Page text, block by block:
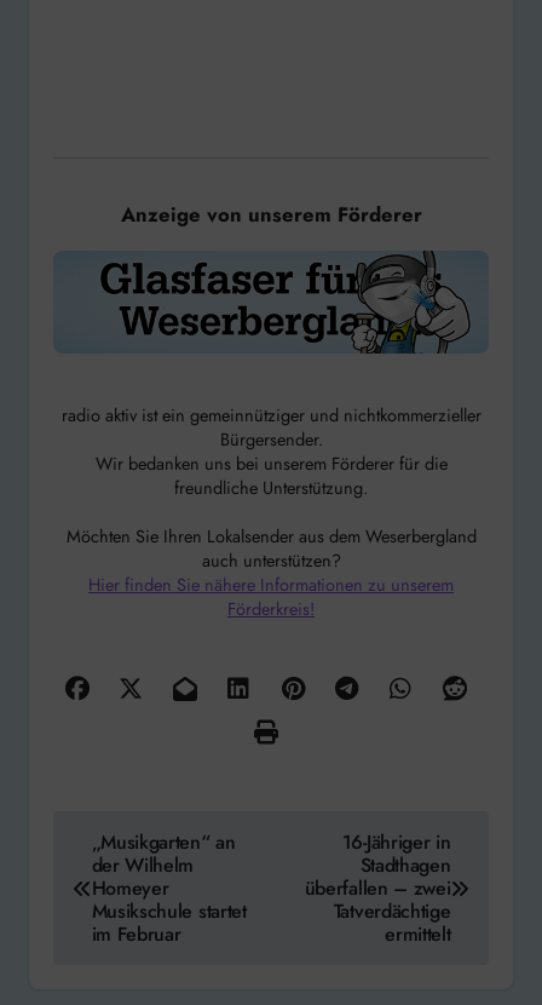
Anzeige von unserem Förderer
radio aktiv ist ein gemeinnütziger und nichtkommerzieller
Bürgersender.
Wir bedanken uns bei unserem Förderer für die
freundliche Unterstützung.
Möchten Sie Ihren Lokalsender aus dem Weserbergland
auch unterstützen?
Hier finden Sie nähere Informationen zu unserem
Förderkreis!
Beitragsnavigation
„Musikgarten“ an
der Wilhelm
Homeyer
Musikschule startet
im Februar
16-Jähriger in
Stadthagen
überfallen – zwei
Tatverdächtige
ermittelt